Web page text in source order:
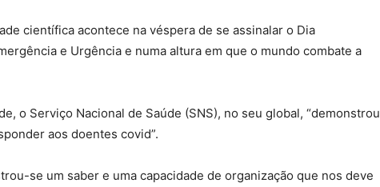
científica acontece na véspera de se assinalar o Dia
e Urgência e numa altura em que o mundo combate a
o Serviço Nacional de Saúde (SNS), no seu global, “demonstrou
aos doentes covid”.
se um saber e uma capacidade de organização que nos deve